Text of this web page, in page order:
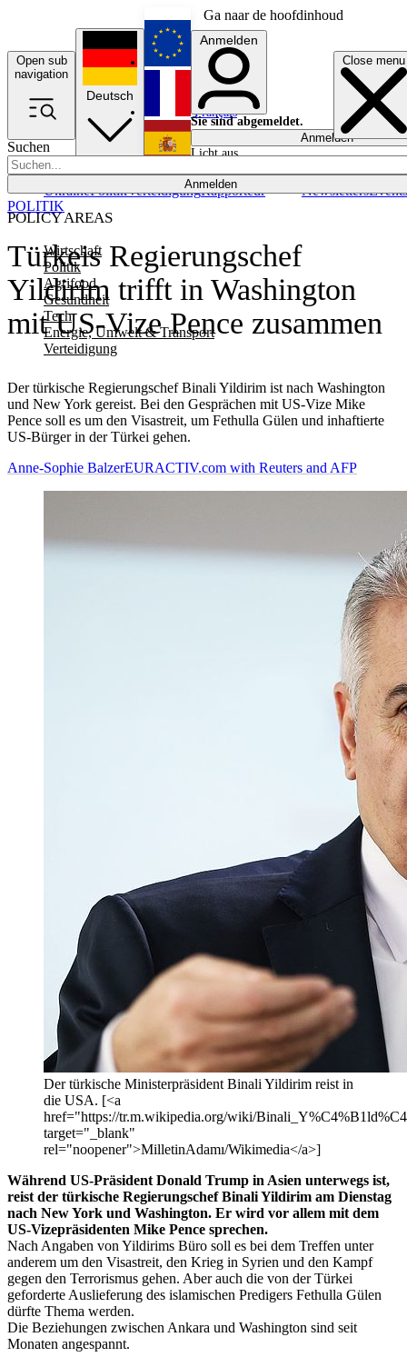
Ga naar de hoofdinhoud
Open sub
navigation
Close menu
Suchen
Anmelden
POLICY AREAS
Wirtschaft
Politik
Agrifood
Gesundheit
Tech
Energie, Umwelt & Transport
Verteidigung
UkrainePolitikVerteidigungRapporteur NewslettersEvents
Deutsch
English
Français
Anmelden
Sie sind abgemeldet.
Anmelden
Licht aus
Türkeis Regierungschef
Yildirim trifft in Washington
mit US-Vize Pence zusammen
Der türkische Regierungschef Binali Yildirim ist nach Washington
und New York gereist. Bei den Gesprächen mit US-Vize Mike
Pence soll es um den Visastreit, um Fethulla Gülen und inhaftierte
US-Bürger in der Türkei gehen.
POLITIK
Anne-Sophie BalzerEURACTIV.com with Reuters and AFP
Der türkische Ministerpräsident Binali Yildirim reist in
die USA. [<a
href="https://tr.m.wikipedia.org/wiki/
target="_blank"
rel="noopener">MilletinAdamı/Wikimedia</a>]
Während US-Präsident Donald Trump in Asien unterwegs ist,
reist der türkische Regierungschef Binali Yildirim am Dienstag
nach New York und Washington. Er wird vor allem mit dem
US-Vizepräsidenten Mike Pence sprechen.
Nach Angaben von Yildirims Büro soll es bei dem Treffen unter
anderem um den Visastreit, den Krieg in Syrien und den Kampf
gegen den Terrorismus gehen. Aber auch die von der Türkei
geforderte Auslieferung des islamischen Predigers Fethulla Gülen
dürfte Thema werden.
Die Beziehungen zwischen Ankara und Washington sind seit
Monaten angespannt.